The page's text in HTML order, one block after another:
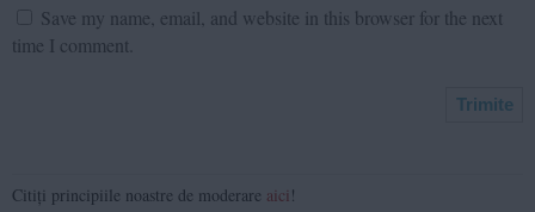
Save my name, email, and website in this browser for the next
time I comment.
Citiți principiile noastre de moderare aici !